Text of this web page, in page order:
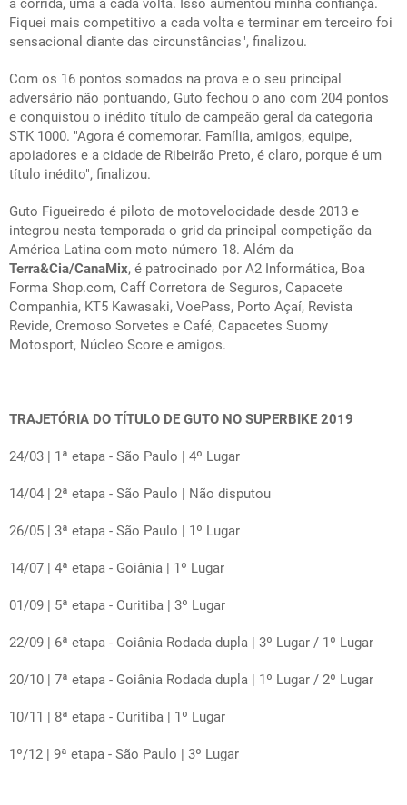
a corrida, uma a cada volta. Isso aumentou minha confiança.
Fiquei mais competitivo a cada volta e terminar em terceiro foi
sensacional diante das circunstâncias", finalizou.
Com os 16 pontos somados na prova e o seu principal
adversário não pontuando, Guto fechou o ano com 204 pontos
e conquistou o inédito título de campeão geral da categoria
STK 1000. "Agora é comemorar. Família, amigos, equipe,
apoiadores e a cidade de Ribeirão Preto, é claro, porque é um
título inédito", finalizou.
Guto Figueiredo é piloto de motovelocidade desde 2013 e
integrou nesta temporada o grid da principal competição da
América Latina com moto número 18. Além da
Terra&Cia/CanaMix, é patrocinado por A2 Informática, Boa
Forma Shop.com, Caff Corretora de Seguros, Capacete
Companhia, KT5 Kawasaki, VoePass, Porto Açaí, Revista
Revide, Cremoso Sorvetes e Café, Capacetes Suomy
Motosport, Núcleo Score e amigos.
TRAJETÓRIA DO TÍTULO DE GUTO NO SUPERBIKE 2019
24/03 | 1ª etapa - São Paulo | 4º Lugar
14/04 | 2ª etapa - São Paulo | Não disputou
26/05 | 3ª etapa - São Paulo | 1º Lugar
14/07 | 4ª etapa - Goiânia | 1º Lugar
01/09 | 5ª etapa - Curitiba | 3º Lugar
22/09 | 6ª etapa - Goiânia Rodada dupla | 3º Lugar / 1º Lugar
20/10 | 7ª etapa - Goiânia Rodada dupla | 1º Lugar / 2º Lugar
10/11 | 8ª etapa - Curitiba | 1º Lugar
1º/12 | 9ª etapa - São Paulo | 3º Lugar